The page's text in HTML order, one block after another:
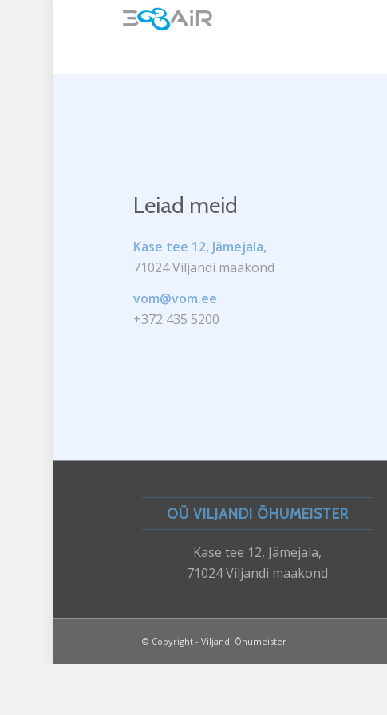
Leiad meid
Kase tee 12, Jämejala,
71024 Viljandi maakond
vom@vom.ee
+372 435 5200
OÜ VILJANDI ÕHUMEISTER
Kase tee 12, Jämejala,
71024 Viljandi maakond
© Copyright - Viljandi Õhumeister